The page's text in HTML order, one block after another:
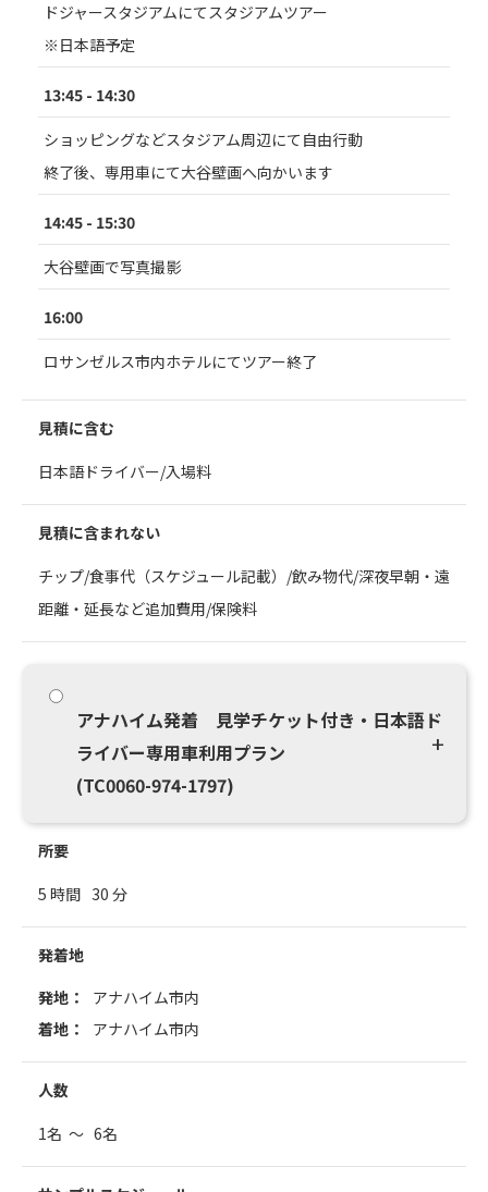
ドジャースタジアムにてスタジアムツアー
※日本語予定
13:45 - 14:30
ショッピングなどスタジアム周辺にて自由行動
終了後、専用車にて大谷壁画へ向かいます
14:45 - 15:30
大谷壁画で写真撮影
16:00
ロサンゼルス市内ホテルにてツアー終了
見積に含む
日本語ドライバー/入場料
見積に含まれない
チップ/食事代（スケジュール記載）/飲み物代/深夜早朝・遠
距離・延長など追加費用/保険料
アナハイム発着 見学チケット付き・日本語ド
ライバー専用車利用プラン
(TC0060-974-1797)
所要
5 時間 30 分
発着地
発地：
アナハイム市内
着地：
アナハイム市内
人数
1名 ～ 6名